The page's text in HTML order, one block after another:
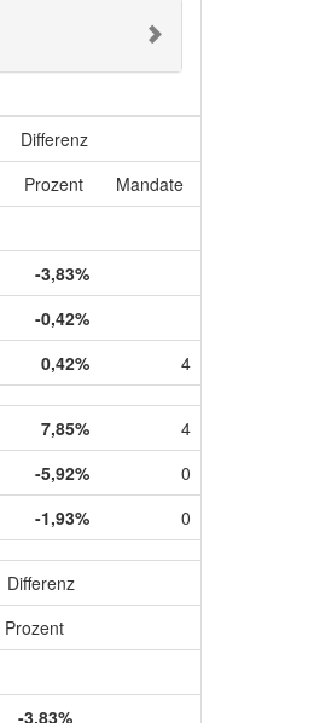
Differenz
Prozent
Mandate
-3,83%
-0,42%
0,42% 4
7,85%
4
-5,92%
0
-1,93% 0
Differenz
Prozent
-3,83%